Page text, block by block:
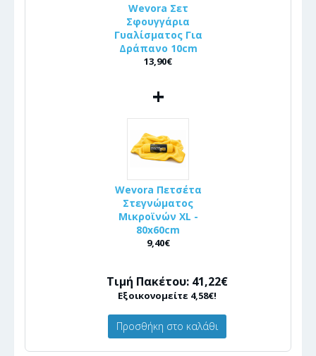
Wevora Σετ
Σφουγγάρια
Γυαλίσματος Για
Δράπανο 10cm
13,90€
+
Wevora Πετσέτα
Στεγνώματος
Μικροϊνών XL -
80x60cm
9,40€
Τιμή Πακέτου: 41,22€
Εξοικονομείτε 4,58€!
Προσθήκη στο καλάθι